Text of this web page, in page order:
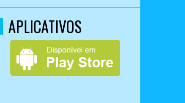
APLICATIVOS